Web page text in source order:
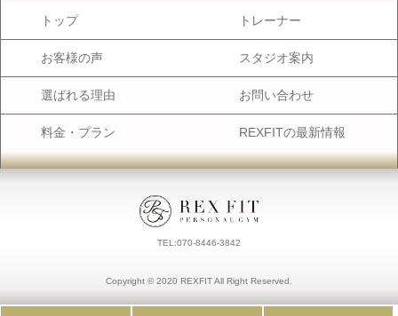
トップ トレーナー
お客様の声 スタジオ案内
選ばれる理由 お問い合わせ
料金・プラン REXFITの最新情報
TEL:070-8446-3842
Copyright ©︎ 2020 REXFIT All Right Reserved.